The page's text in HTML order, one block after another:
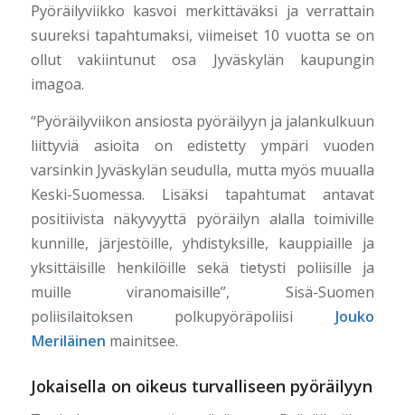
Pyöräilyviikko kasvoi merkittäväksi ja verrattain
suureksi tapahtumaksi, viimeiset 10 vuotta se on
ollut vakiintunut osa Jyväskylän kaupungin
imagoa.
“Pyöräilyviikon ansiosta pyöräilyyn ja jalankulkuun
liittyviä asioita on edistetty ympäri vuoden
varsinkin Jyväskylän seudulla, mutta myös muualla
Keski-Suomessa. Lisäksi tapahtumat antavat
positiivista näkyvyyttä pyöräilyn alalla toimiville
kunnille, järjestöille, yhdistyksille, kauppiaille ja
yksittäisille henkilöille sekä tietysti poliisille ja
muille viranomaisille”, Sisä-Suomen
poliisilaitoksen polkupyöräpoliisi Jouko
Meriläinen mainitsee.
Jokaisella on oikeus turvalliseen pyöräilyyn